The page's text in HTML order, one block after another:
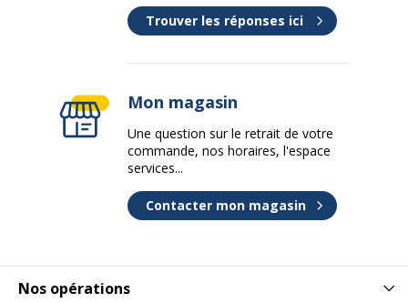
Nos opérations
Trouver les réponses ici
Mon magasin
Une question sur le retrait de votre
commande, nos horaires, l'espace
services...
Contacter mon magasin